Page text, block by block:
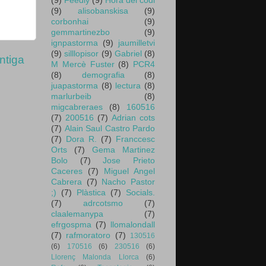
(9)
alisobanskisa
(9)
corbonhai
(9)
gemmartinezbo
(9)
ignpastorma
(9)
jaumilletvi
(9) silllopisor (9) Gabriel (8)
M Mercè Fuster (8) PCR4
(8)
demografia
(8)
juapastorma (8) lectura (8)
marlurbeib
(8)
migcabreraes
(8)
160516
(7) 200516 (7) Adrian cots
(7) Alain Saul Castro Pardo
(7) Dora R. (7) Franccesc
Orts
(7)
Gema Martinez
Bolo
(7)
Jose Prieto
Caceres
(7)
Miguel Angel
Cabrera
(7) Nacho Pastor
;)
(7) Plàstica (7)
Socials.
(7)
adrcotsmo
(7)
claalemanypa
(7)
efrgospma (7) llomalondall
(7) rafmoratoro (7)
130516
(6)
170516 (6) 230516
(6)
Llorenç Malonda Llorca
(6)